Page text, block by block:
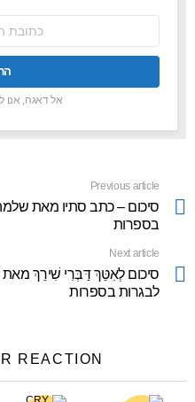
אל דאגה, אנו
more
Previous article
סיכום – כתב סתיו מאת
בספרות
Next article
סיכום לְאִטֵּךְ דַּבְּרִי שִׁירֵךְ מאת
לבגרות בספרות
REACTION?